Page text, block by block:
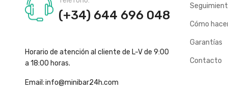
(+34) 644 696 048
Horario de atención al cliente de L-V de 9:00
a 18:00 horas.
Email:info@minibar24h.com
Cómo
Garantías
Contacto